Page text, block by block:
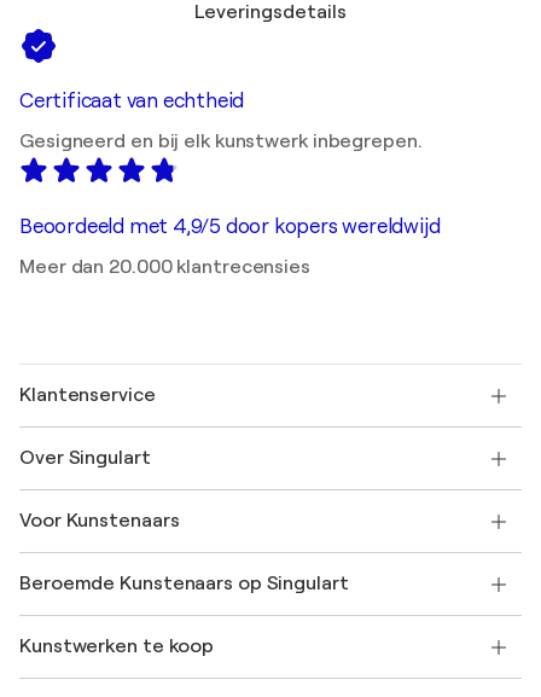
Leveringsdetails
Certificaat van echtheid
Gesigneerd en bij elk kunstwerk inbegrepen.
Beoordeeld met 4,9/5 door kopers wereldwijd
Meer dan 20.000 klantrecensies
Klantenservice
Verzenden
SINGULART Cadeaubon
Neem deel aan ons handelsprogramma
Mijn Account
+31 20 241 4758
Over Singulart
Veelgestelde Vragen
Singulart Magazine
Werken bij SINGULART
Ontdek gecureerde originele kunst
Voor Kunstenaars
Inloggen als Artiest
Beroemde Kunstenaars op Singulart
Marc Chagall
Kunstwerken te koop